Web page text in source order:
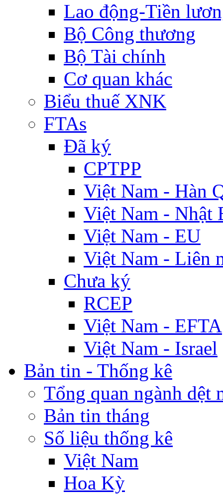
Lao động-Tiền
Bộ Công thương
Bộ Tài chính
Cơ quan khác
Biểu thuế XNK
FTAs
Đã ký
CPTPP
Việt Nam - Hàn
Việt Nam - Nhật
Việt Nam - EU
Việt Nam - Liên
Chưa ký
RCEP
Việt Nam - EFTA
Việt Nam - Israel
Bản tin - Thống kê
Tổng quan ngành dệt
Bản tin tháng
Số liệu thống kê
Việt Nam
Hoa Kỳ